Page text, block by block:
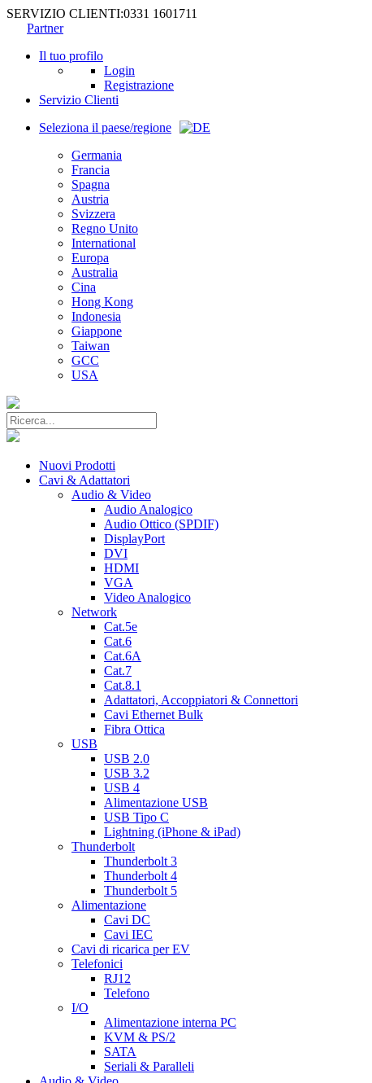
SERVIZIO CLIENTI:0331 1601711
Partner
Il tuo profilo
Login
Registrazione
Servizio Clienti
Seleziona il paese/regione
Germania
Francia
Spagna
Austria
Svizzera
Regno Unito
International
Europa
Australia
Cina
Hong Kong
Indonesia
Giappone
Taiwan
GCC
USA
Nuovi Prodotti
Cavi & Adattatori
Audio & Video
Audio Analogico
Audio Ottico (SPDIF)
DisplayPort
DVI
HDMI
VGA
Video Analogico
Network
Cat.5e
Cat.6
Cat.6A
Cat.7
Cat.8.1
Adattatori, Accoppiatori & Connettori
Cavi Ethernet Bulk
Fibra Ottica
USB
USB 2.0
USB 3.2
USB 4
Alimentazione USB
USB Tipo C
Lightning (iPhone & iPad)
Thunderbolt
Thunderbolt 3
Thunderbolt 4
Thunderbolt 5
Alimentazione
Cavi DC
Cavi IEC
Cavi di ricarica per EV
Telefonici
RJ12
Telefono
I/O
Alimentazione interna PC
KVM & PS/2
SATA
Seriali & Paralleli